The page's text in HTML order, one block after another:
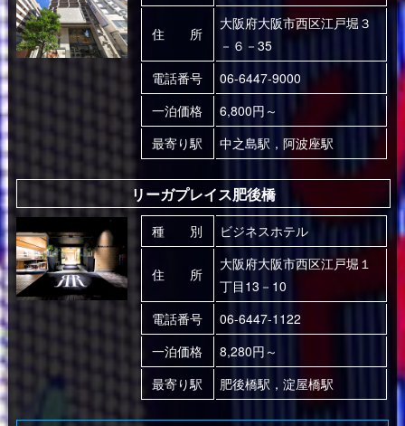
住 所
大阪府大阪市西区江戸堀３
－６－35
電話番号
06-6447-9000
一泊価格
6,800円～
最寄り駅
中之島駅，阿波座駅
リーガプレイス肥後橋
種 別 ビジネスホテル
住 所
大阪府大阪市西区江戸堀１
丁目13－10
電話番号
06-6447-1122
一泊価格
8,280円～
最寄り駅
肥後橋駅，淀屋橋駅